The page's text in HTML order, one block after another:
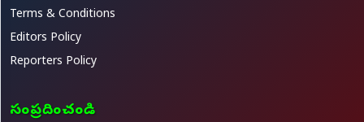
Terms & Conditions
Editors Policy
Reporters Policy
సంప్రదించండి